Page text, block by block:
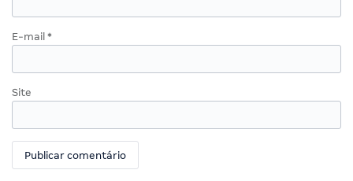
E-mail *
Site